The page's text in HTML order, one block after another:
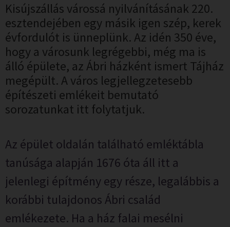
Kisújszállás várossá nyilvánításának 220.
esztendejében egy másik igen szép, kerek
évfordulót is ünneplünk. Az idén 350 éve,
hogy a városunk legrégebbi, még ma is
álló épülete, az Ábri házként ismert Tájház
megépült. A város legjellegzetesebb
építészeti emlékeit bemutató
sorozatunkat itt folytatjuk.
Az épület oldalán található emléktábla
tanúsága alapján 1676 óta áll itt a
jelenlegi építmény egy része, legalábbis a
korábbi tulajdonos Ábri család
emlékezete. Ha a ház falai mesélni